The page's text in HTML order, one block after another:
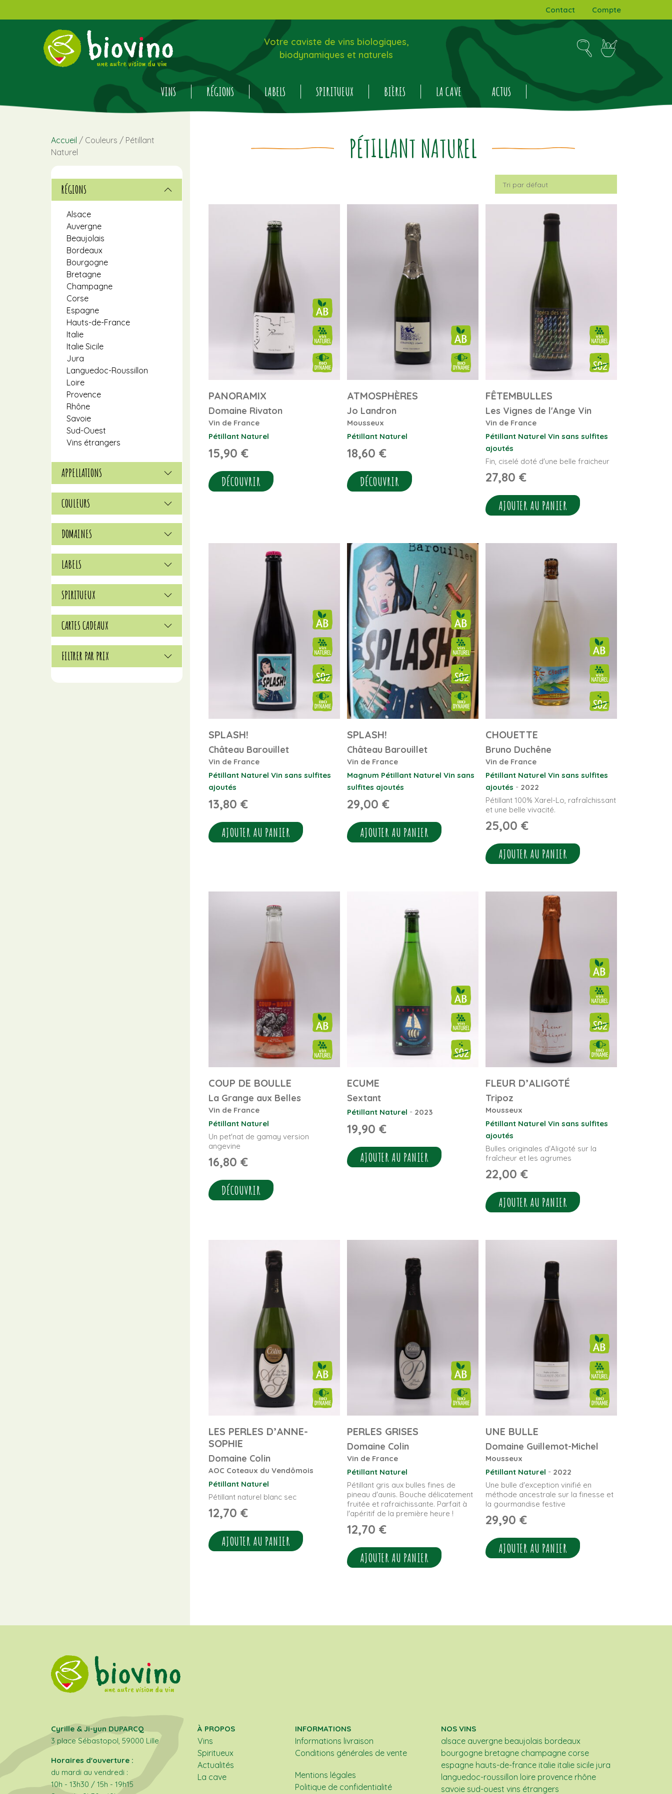
Contact Compte
Votre caviste de vins biologiques,
biodynamiques et naturels
VINS RÉGIONS LABELS SPIRITUEUX BIÈRES LA CAVE ACTUS
PÉTILLANT NATUREL
PANORAMIX
Domaine Rivaton
Vin de France
Pétillant Naturel
15,90 €
DÉCOUVRIR
ATMOSPHÈRES
Jo Landron
Mousseux
Pétillant Naturel
18,60 €
DÉCOUVRIR
FÊTEMBULLES
Les Vignes de l'Ange Vin
Vin de France
Pétillant Naturel Vin sans sulfites
ajoutés
Fin, ciselé doté d'une belle fraicheur
27,80 €
AJOUTER AU PANIER
SPLASH!
Château Barouillet
Vin de France
Pétillant Naturel Vin sans sulfites
ajoutés
13,80 €
AJOUTER AU PANIER
SPLASH!
Château Barouillet
Vin de France
Magnum Pétillant Naturel Vin sans
sulfites ajoutés
29,00 €
AJOUTER AU PANIER
CHOUETTE
Bruno Duchêne
Vin de France
Pétillant Naturel Vin sans sulfites
ajoutés - 2022
Pétillant 100% Xarel-Lo, rafraîchissant
et une belle vivacité.
25,00 €
AJOUTER AU PANIER
COUP DE BOULLE
La Grange aux Belles
Vin de France
Pétillant Naturel
Un pet'nat de gamay version
angevine
16,80 €
DÉCOUVRIR
ECUME
Sextant
Pétillant Naturel - 2023
19,90 €
AJOUTER AU PANIER
FLEUR D’ALIGOTÉ
Tripoz
Mousseux
Pétillant Naturel Vin sans sulfites
ajoutés
Bulles originales d'Aligoté sur la
fraîcheur et les agrumes
22,00 €
AJOUTER AU PANIER
LES PERLES D’ANNE-
SOPHIE
Domaine Colin
AOC Coteaux du Vendômois
Pétillant Naturel
Pétillant naturel blanc sec
12,70 €
AJOUTER AU PANIER
PERLES GRISES
Domaine Colin
Vin de France
Pétillant Naturel
Pétillant gris aux bulles fines de
pineau d'aunis. Bouche délicatement
fruitée et rafraichissante. Parfait à
l'apéritif de la première heure !
12,70 €
AJOUTER AU PANIER
UNE BULLE
Domaine Guillemot-Michel
Mousseux
Pétillant Naturel - 2022
Une bulle d'exception vinifié en
méthode ancestrale sur la finesse et
la gourmandise festive
29,90 €
AJOUTER AU PANIER
Accueil / Couleurs / Pétillant
Naturel
RÉGIONS
Alsace
Auvergne
Beaujolais
Bordeaux
Bourgogne
Bretagne
Champagne
Corse
Espagne
Hauts-de-France
Italie
Italie Sicile
Jura
Languedoc-Roussillon
Loire
Provence
Rhône
Savoie
Sud-Ouest
Vins étrangers
APPELLATIONS
COULEURS
DOMAINES
LABELS
SPIRITUEUX
CARTES CADEAUX
FILTRER PAR PRIX
Cyrille & Ji-yun DUPARCQ
3 place Sébastopol, 59000 Lille
Horaires d'ouverture :
du mardi au vendredi :
10h - 13h30 / 15h - 19h15
À PROPOS
Vins
Spiritueux
Actualités
La cave
INFORMATIONS
Informations livraison
Conditions générales de vente
Mentions légales
Politique de confidentialité
NOS VINS
alsace auvergne beaujolais bordeaux
bourgogne bretagne champagne corse
espagne hauts-de-france italie italie sicile jura
languedoc-roussillon loire provence rhône
savoie sud-ouest vins étrangers